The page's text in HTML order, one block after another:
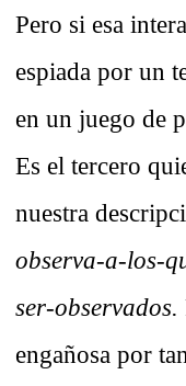
Pero si esa
espiada por un
en un juego de
Es el tercero
nuestra
observa-a-los-
ser-observados.
engañosa por